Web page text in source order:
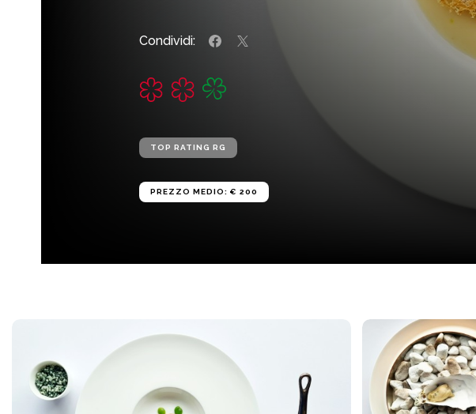
Condividi:
TOP RATING RG
PREZZO MEDIO: € 200